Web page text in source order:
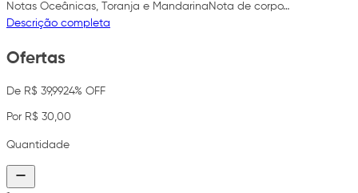
Notas Oceânicas, Toranja e MandarinaNota de corpo…
Descrição completa
Ofertas
De R$ 39,9924% OFF
Por R$ 30,00
Quantidade